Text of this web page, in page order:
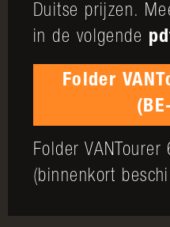
Duitse prijzen.
in de volgende
Folder
Folder
(binnenkort